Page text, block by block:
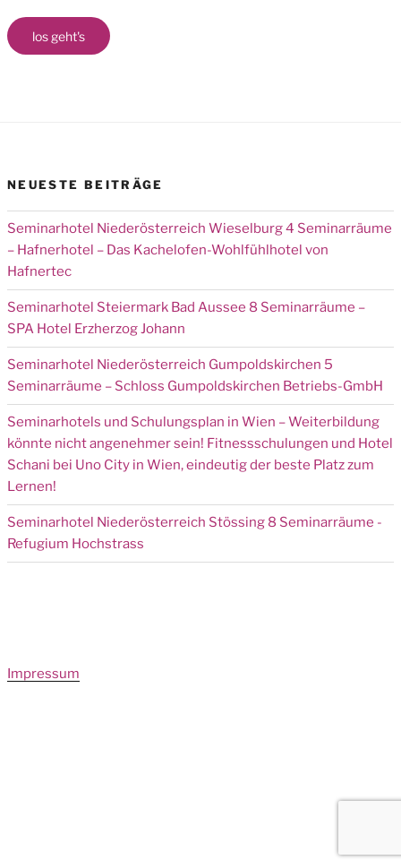
los geht's
NEUESTE BEITRÄGE
Seminarhotel Niederösterreich Wieselburg 4 Seminarräume
– Hafnerhotel – Das Kachelofen-Wohlfühlhotel von
Hafnertec
Seminarhotel Steiermark Bad Aussee 8 Seminarräume –
SPA Hotel Erzherzog Johann
Seminarhotel Niederösterreich Gumpoldskirchen 5
Seminarräume – Schloss Gumpoldskirchen Betriebs-GmbH
Seminarhotels und Schulungsplan in Wien – Weiterbildung
könnte nicht angenehmer sein! Fitnessschulungen und Hotel
Schani bei Uno City in Wien, eindeutig der beste Platz zum
Lernen!
Seminarhotel Niederösterreich Stössing 8 Seminarräume -
Refugium Hochstrass
Impressum